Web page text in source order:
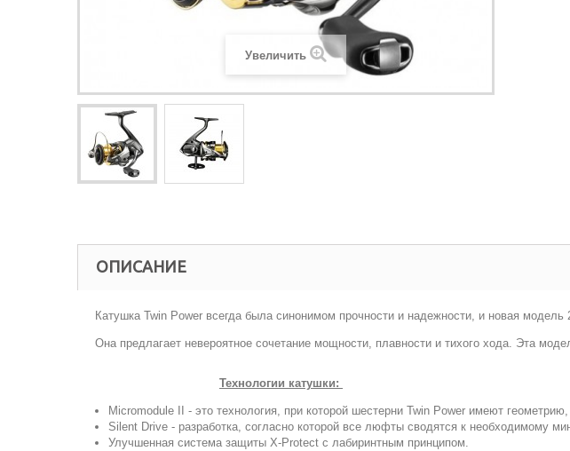
Увеличить
ОПИСАНИЕ
Катушка Twin Power всегда была синонимом прочности и надежности, и новая
Она предлагает невероятное сочетание мощности, плавности и тихого хода. Эта
Технологии катушки:
Micromodule II - это технология, при которой шестерни Twin Power имеют
Silent Drive - разработка, согласно которой все люфты сводятся к необходимому
Улучшенная система защиты X-Protect с лабиринтным принципом.